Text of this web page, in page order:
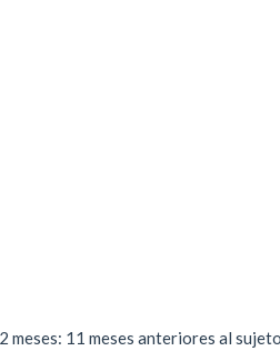
meses: 11 meses anteriores al